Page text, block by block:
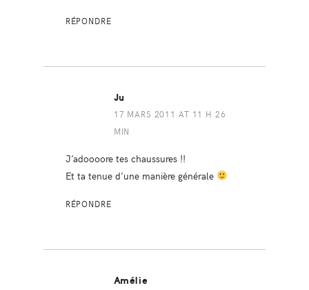
RÉPONDRE
Ju
17 MARS 2011 AT 11 H 26
MIN
J’adoooore tes chaussures !!
Et ta tenue d’une manière générale
RÉPONDRE
Amélie